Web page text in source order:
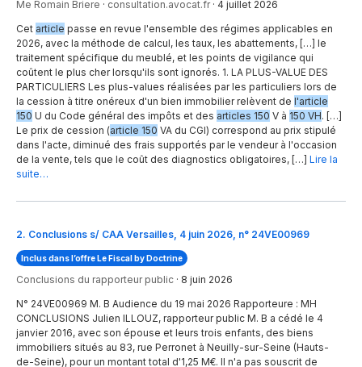
Me Romain Briere · consultation.avocat.fr· 4 juillet 2026
Cet article passe en revue l'ensemble des régimes applicables en
2026, avec la méthode de calcul, les taux, les abattements, […] le
traitement spécifique du meublé, et les points de vigilance qui
coûtent le plus cher lorsqu'ils sont ignorés. 1. LA PLUS-VALUE DES
PARTICULIERS Les plus-values réalisées par les particuliers lors de
la cession à titre onéreux d'un bien immobilier relèvent de l'article
150 U du Code général des impôts et des articles 150 V à 150 VH. […]
Le prix de cession (article 150 VA du CGI) correspond au prix stipulé
dans l'acte, diminué des frais supportés par le vendeur à l'occasion
de la vente, tels que le coût des diagnostics obligatoires, […] Lire la
suite…
2. Conclusions s/ CAA Versailles, 4 juin 2026, n° 24VE00969
Inclus dans l’offre Le Fiscal by Doctrine
Conclusions du rapporteur public · 8 juin 2026
N° 24VE00969 M. B Audience du 19 mai 2026 Rapporteure : MH
CONCLUSIONS Julien ILLOUZ, rapporteur public M. B a cédé le 4
janvier 2016, avec son épouse et leurs trois enfants, des biens
immobiliers situés au 83, rue Perronet à Neuilly-sur-Seine (Hauts-
de-Seine), pour un montant total d'1,25 M€. Il n'a pas souscrit de